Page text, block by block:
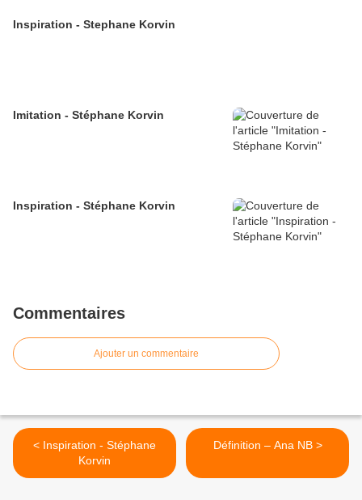
Inspiration - Stephane Korvin
Imitation - Stéphane Korvin
Inspiration - Stéphane Korvin
Commentaires
Ajouter un commentaire
< Inspiration - Stéphane
Korvin
Définition – Ana NB >